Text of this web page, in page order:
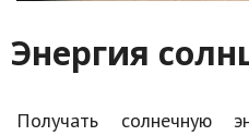
Энергия
Получать солнечную